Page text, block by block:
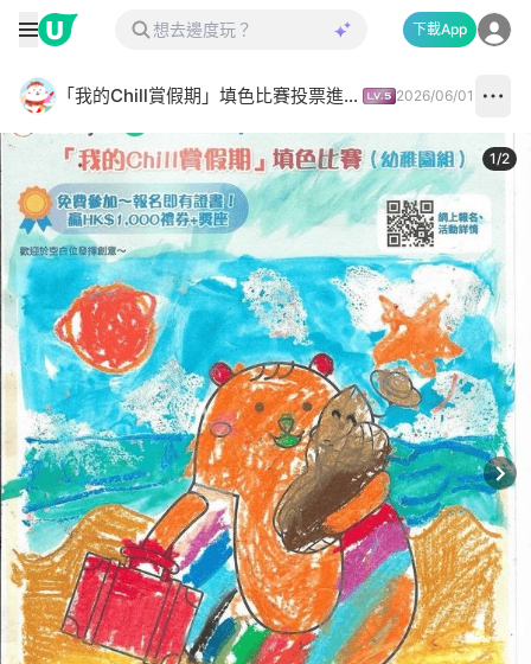
下載App
「我的Chill賞假期」填色比賽投票進行中✅ 2026/06/01
1/2